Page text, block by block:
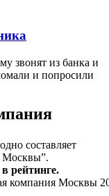
звонят из банка и
и попросили
составляет
Москвы”.
рейтинге.